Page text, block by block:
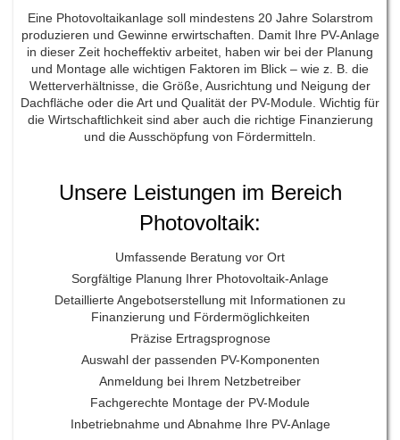
Eine Photovoltaikanlage soll mindestens 20 Jahre Solarstrom
produzieren und Gewinne erwirtschaften. Damit Ihre PV-Anlage
in dieser Zeit hocheffektiv arbeitet, haben wir bei der Planung
und Montage alle wichtigen Faktoren im Blick – wie z. B. die
Wetterverhältnisse, die Größe, Ausrichtung und Neigung der
Dachfläche oder die Art und Qualität der PV-Module. Wichtig für
die Wirtschaftlichkeit sind aber auch die richtige Finanzierung
und die Ausschöpfung von Fördermitteln.
Unsere Leistungen im Bereich
Photovoltaik:
Umfassende Beratung vor Ort
Sorgfältige Planung Ihrer Photovoltaik-Anlage
Detaillierte Angebotserstellung mit Informationen zu
Finanzierung und Fördermöglichkeiten
Präzise Ertragsprognose
Auswahl der passenden PV-Komponenten
Anmeldung bei Ihrem Netzbetreiber
Fachgerechte Montage der PV-Module
Inbetriebnahme und Abnahme Ihre PV-Anlage